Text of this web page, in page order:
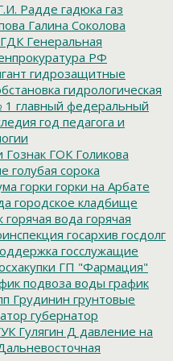
Радде гадюка газ
Галина Соколова
ГДК Генеральная
РФ
гидрозащитные
гидрологическая
1 главный федеральный
год педагога и
Гознак ГОК Голикова
голубая сорока
горки горки на Арбате
городское кладбище
горячая вода горячая
госархив госдолг
госслужащие
ГП "Фармация"
подвоза воды график
Грудинин грунтовые
губернатор
Гулягин Д давление на